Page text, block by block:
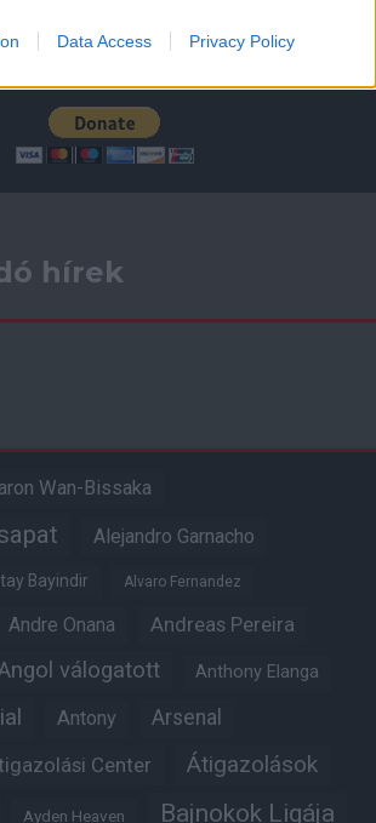
Data Access Privacy Policy
működését!
hírek
Wan-Bissaka
Alejandro Garnacho
Bayindir Alvaro Fernandez
Andre Onana Andreas Pereira
válogatott Anthony Elanga
Antony Arsenal
Center Átigazolások
Ayden Heaven Bajnokok Ligája